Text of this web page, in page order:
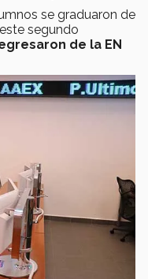
se graduaron de
segundo
de la EN